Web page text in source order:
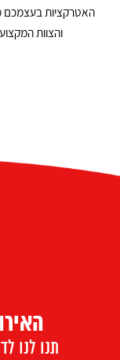
האטרקציות בעצמכם
והצוות
תנו לנו